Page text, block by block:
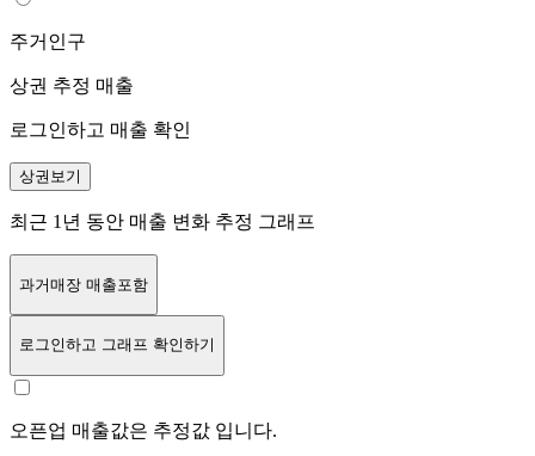
주거인구
상권 추정 매출
로그인하고 매출 확인
상권보기
최근 1년 동안 매출 변화 추정 그래프
과거매장 매출포함
로그인하고 그래프 확인하기
오픈업 매출값은 추정값 입니다.